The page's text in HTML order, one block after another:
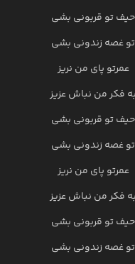
حیف تو قربونی بشی
تو غصه زندونی بشی
عمرتو پای من نریز
فکر من نباش عزیز
حیف تو قربونی بشی
تو غصه زندونی بشی
عمرتو پای من نریز
فکر من نباش عزیز
حیف تو قربونی بشی
تو غصه زندونی بشی